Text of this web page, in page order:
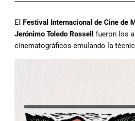
El Festival Internacional de Cine de
Jerónimo Toledo Rossell fueron los
cinematográficos emulando la